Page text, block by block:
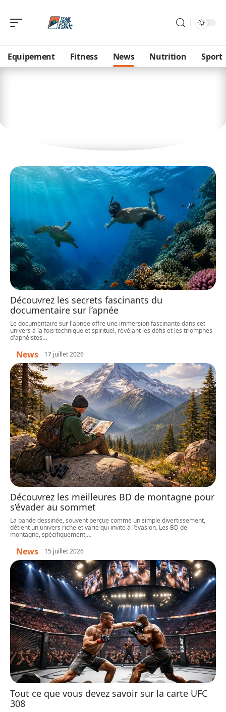
Equipement Fitness News Nutrition Sport
Découvrez les secrets fascinants du
documentaire sur l’apnée
Le documentaire sur l'apnée offre une immersion fascinante dans cet
univers à la fois technique et spirituel, révélant les défis et les triomphes
d'apnéistes…
News 17 juillet 2026
Découvrez les meilleures BD de montagne pour
s’évader au sommet
La bande dessinée, souvent perçue comme un simple divertissement,
détient un univers riche et varié qui invite à l’évasion. Les BD de
montagne, spécifiquement,…
News 15 juillet 2026
Tout ce que vous devez savoir sur la carte UFC
308